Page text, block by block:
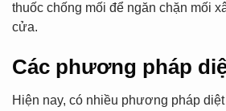
thuốc chống mối để ngăn chặn mối
cửa.
Các phương pháp
Hiện nay, có nhiều phương pháp